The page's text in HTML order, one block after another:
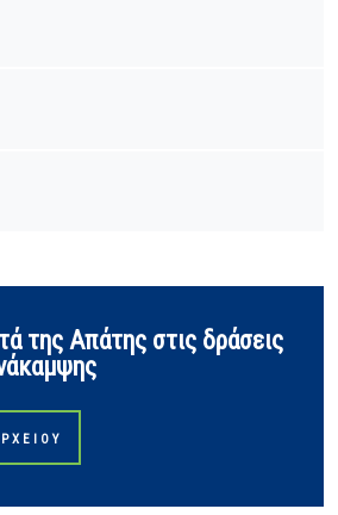
της Απάτης στις δράσεις